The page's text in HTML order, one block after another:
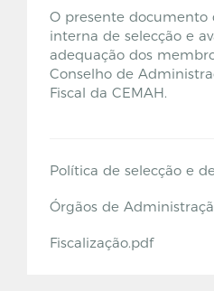
O presente documento
interna de selecção e
adequação dos
Conselho de
Fiscal da CEMAH.
Política de selecção e
Órgãos de
Fiscalização.pdf